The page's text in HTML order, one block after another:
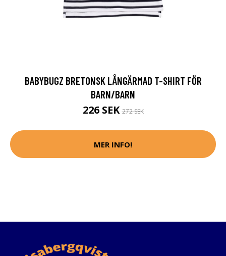
BABYBUGZ BRETONSK LÅNGÄRMAD T-SHIRT FÖR
BARN/BARN
226 SEK272 SEK
MER INFO!